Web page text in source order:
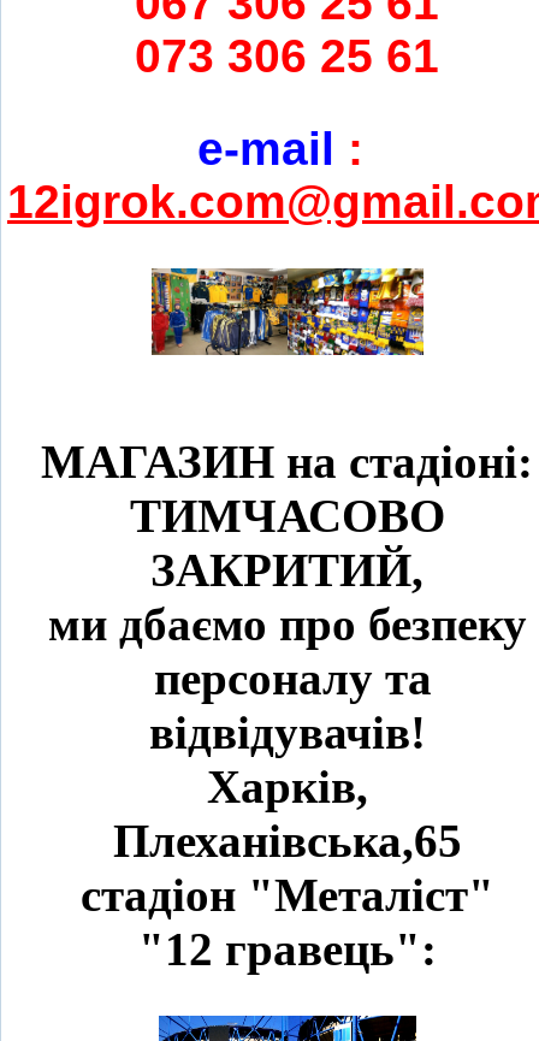
073 306 25 61
e-mail :
МАГАЗИН на стадіоні:
ТИМЧАСОВО
ЗАКРИТИЙ,
ми дбаємо про безпеку
персоналу та
відвідувачів!
Харків,
Плеханівська,65
стадіон "Металіст"
"12 гравець":